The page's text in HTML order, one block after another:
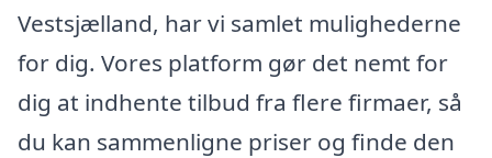
Vestsjælland, har vi samlet mulighederne
for dig. Vores platform gør det nemt for
dig at indhente tilbud fra flere firmaer, så
du kan sammenligne priser og finde den